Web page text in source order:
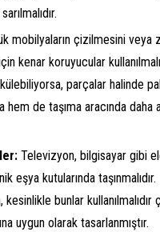
mobilyaların çizilmesini veya
kenar koruyucular
parçalar halinde
hem de taşıma aracında daha
Televizyon, bilgisayar gibi
eşya kutularında taşınmalıdır.
bunlar kullanılmalıdır
uygun olarak tasarlanmıştır.